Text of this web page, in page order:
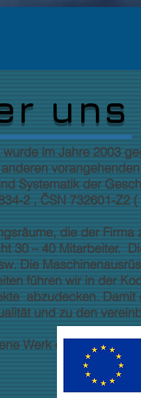
uns
wurde im Jahre 2003
Systematik der
2 , ČSN 732601-Z2
die der
30 – 40 Mitarbeiter.
Die
führen wir in der
abzudecken.
und zu den
Werk entspricht den